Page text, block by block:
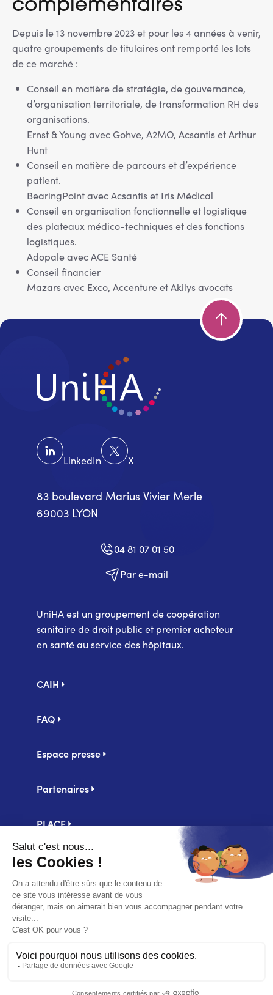
complémentaires
Depuis le 13 novembre 2023 et pour les 4 années à venir,
quatre groupements de titulaires ont remporté les lots
de ce marché :
Conseil en matière de stratégie, de gouvernance,
d’organisation territoriale, de transformation RH des
organisations.
Ernst & Young avec Gohve, A2MO, Acsantis et Arthur
Hunt
Conseil en matière de parcours et d’expérience
patient.
BearingPoint avec Acsantis et Iris Médical
Conseil en organisation fonctionnelle et logistique
des plateaux médico-techniques et des fonctions
logistiques.
Adopale avec ACE Santé
Conseil financier
Mazars avec Exco, Accenture et Akilys avocats
LinkedIn X
83 boulevard Marius Vivier Merle
69003 LYON
04 81 07 01 50
Par e-mail
UniHA est un groupement de coopération
sanitaire de droit public et premier acheteur
en santé au service des hôpitaux.
de
CAIH
FAQ
Espace presse
Partenaires
PLACE
Centrale d'achat UniHA
Second
Mentions légales
Politique de confidentialité